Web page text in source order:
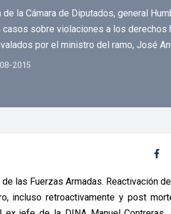
la Cámara de Diputados, general
casos sobre violaciones a los derechos
por el ministro del ramo, José
2015
las Fuerzas Armadas. Reactivación
incluso retroactivamente y post